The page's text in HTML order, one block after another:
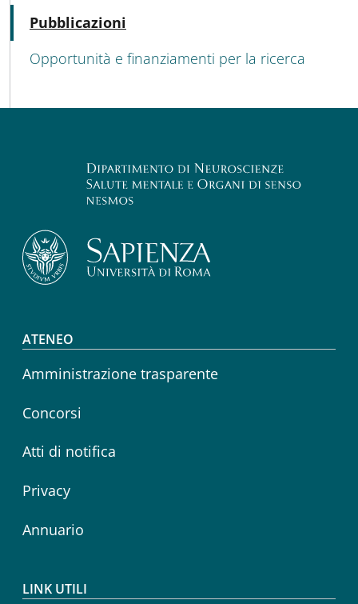
Pubblicazioni
Opportunità e finanziamenti per la ricerca
Footer menu
ATENEO
Amministrazione trasparente
Concorsi
Atti di notifica
Privacy
Annuario
LINK UTILI